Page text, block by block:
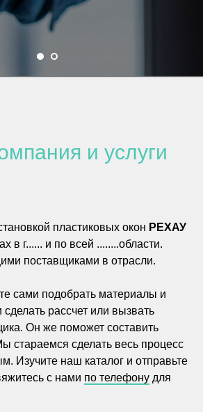
и услуги
пластиковых окон РЕХАУ
в г...... и по всей ........области.
поставщиками в отрасли.
сами подобрать материалы и
рассчет или вызвать
Он же поможет составить
стараемся сделать весь процесс
Изучите наш каталог и отправьте
с нами по телефону для